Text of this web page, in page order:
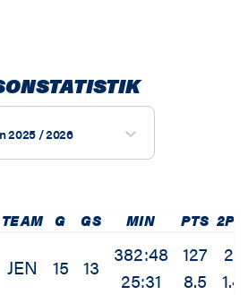
2025 / 2026
TEAM G GS MIN PTS 2PM
JEN 15 13
382:48
25:31
127
8.5
21
1.4